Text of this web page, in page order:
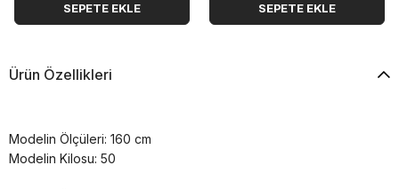
SEPETE EKLE SEPETE EKLE
Ürün Özellikleri
Modelin Ölçüleri: 160 cm
Modelin Kilosu: 50